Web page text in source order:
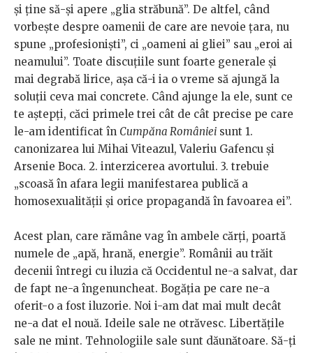
și ține să-și apere „glia străbună”. De altfel, când
vorbește despre oamenii de care are nevoie țara, nu
spune „profesioniști”, ci „oameni ai gliei” sau „eroi ai
neamului”. Toate discuțiile sunt foarte generale și
mai degrabă lirice, așa că-i ia o vreme să ajungă la
soluții ceva mai concrete. Când ajunge la ele, sunt ce
te aștepți, căci primele trei cât de cât precise pe care
le-am identificat în Cumpăna României sunt 1.
canonizarea lui Mihai Viteazul, Valeriu Gafencu și
Arsenie Boca. 2. interzicerea avortului. 3. trebuie
„scoasă în afara legii manifestarea publică a
homosexualității și orice propagandă în favoarea ei”.
Acest plan, care rămâne vag în ambele cărți, poartă
numele de „apă, hrană, energie”. Românii au trăit
decenii întregi cu iluzia că Occidentul ne-a salvat, dar
de fapt ne-a îngenuncheat. Bogăția pe care ne-a
oferit-o a fost iluzorie. Noi i-am dat mai mult decât
ne-a dat el nouă. Ideile sale ne otrăvesc. Libertățile
sale ne mint. Tehnologiile sale sunt dăunătoare. Să-ți